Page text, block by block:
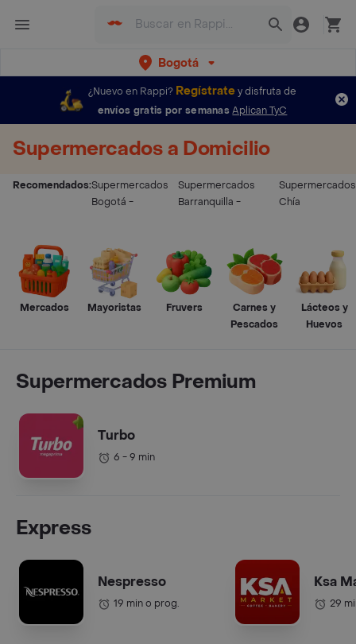
Bogotá
¿Nuevo en Rappi? Regístratey disfruta de
envíos gratis por semanas Aplican TyC
Supermercados a Domicilio
Recomendados:Supermercados
Bogotá -
Supermercados
Barranquilla -
Supermercados
Chía
Mercados Mayoristas Fruvers
Carnes y
Pescados
Lácteos y
Huevos
Supermercados Premium
Turbo
6 - 9 min
Express
Nespresso
19 min o prog.
Ksa
29